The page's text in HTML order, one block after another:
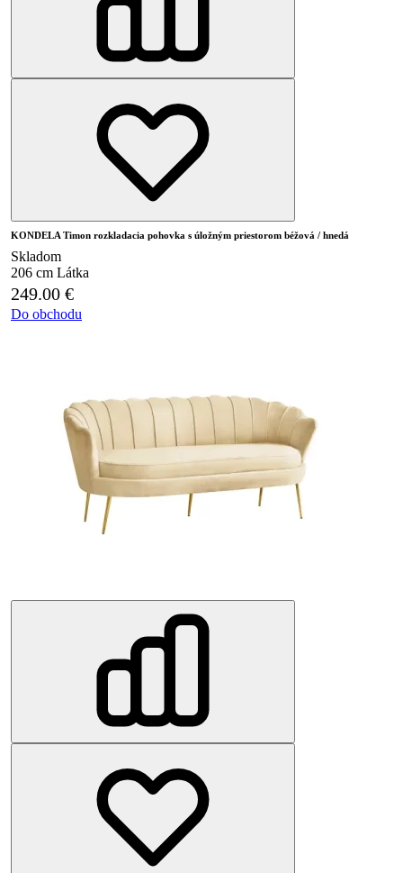
KONDELA Timon rozkladacia pohovka s úložným priestorom béžová / hnedá
Skladom
206 cm Látka
249.00 €
Do obchodu